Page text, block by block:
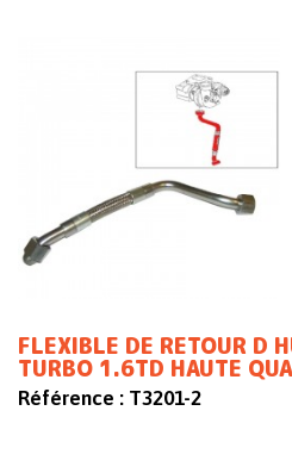
FLEXIBLE DE RETOUR D
TURBO 1.6TD HAUTE
Référence : T3201-2